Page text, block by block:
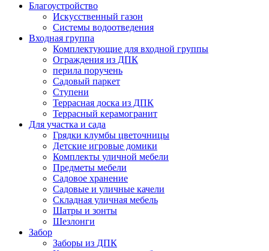
Благоустройство
Искусственный газон
Системы водоотведения
Входная группа
Комплектующие для входной группы
Ограждения из ДПК
перила поручень
Садовый паркет
Ступени
Террасная доска из ДПК
Террасный керамогранит
Для участка и сада
Грядки клумбы цветочницы
Детские игровые домики
Комплекты уличной мебели
Предметы мебели
Садовое хранение
Садовые и уличные качели
Складная уличная мебель
Шатры и зонты
Шезлонги
Забор
Заборы из ДПК